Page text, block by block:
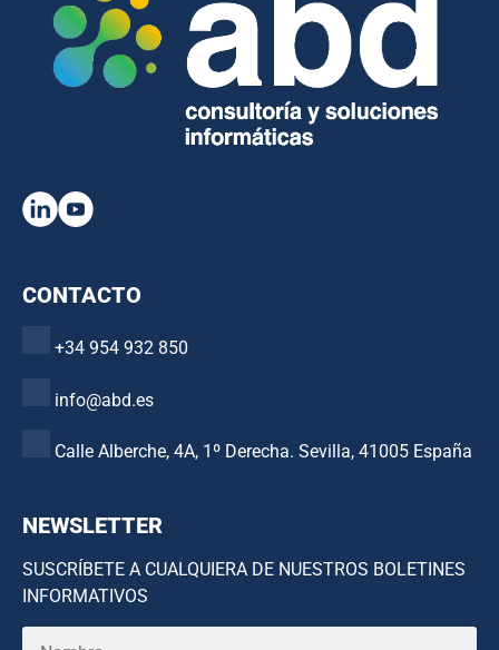
CONTACTO
+34 954 932 850
info@abd.es
Calle Alberche, 4A, 1º Derecha. Sevilla, 41005 España
NEWSLETTER
SUSCRÍBETE A CUALQUIERA DE NUESTROS BOLETINES
INFORMATIVOS